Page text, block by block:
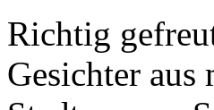
Richtig
Gesichter